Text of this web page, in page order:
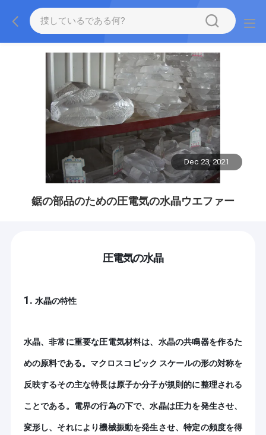
Dec 23, 2021
鋸の部品のための圧電気の水晶ウエファー
圧電気の水晶
1. 水晶の特性
水晶、非常に重要な圧電気材料は、水晶の共鳴器を作るた
めの原料である。マクロスコピック スケールの形の対称を
反映するその主な特長は原子か分子が規則的に整理される
ことである。電界の行為の下で、水晶は圧力を発生させ、
変形し、それにより機械振動を発生させ、特定の頻度を得